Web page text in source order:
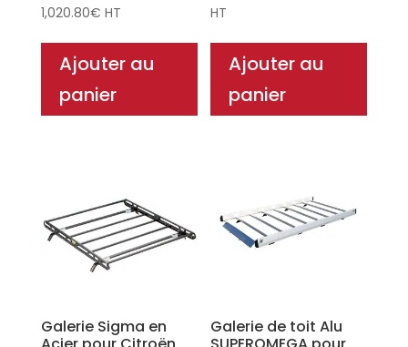
1,020.80€ HT
Ajouter au
panier
HT
Ajouter au
panier
Galerie Sigma en
Galerie de toit Alu